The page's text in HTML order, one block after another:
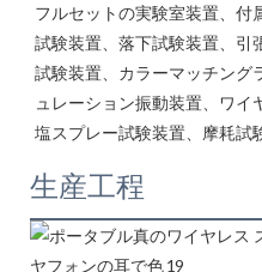
フルセットの実験室装置、付
試験装置、落下試験装置、引
試験装置、カラーマッチング
ュレーション振動装置、ワイ
生産工程